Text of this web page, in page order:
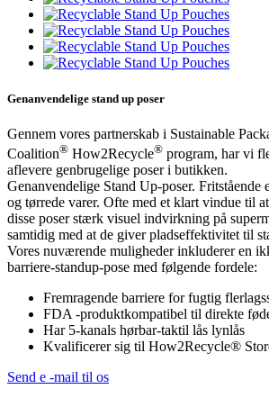
Genanvendelige stand up poser
Gennem vores partnerskab i Sustainable
Coalition® How2Recycle® program, har vi
aflevere genbrugelige poser i butikken.
Genanvendelige Stand Up-poser.
og tørrede varer. Ofte med et klart vindue til
disse poser stærk visuel indvirkning på
samtidig med at de giver pladseffektivitet til
Vores nuværende muligheder inkluderer en
barriere-standup-pose med følgende fordele:
Fremragende barriere for fugtig
FDA -produktkompatibel til direkte
Har 5-kanals hørbar-taktil lås lynlås
Kvalificerer sig til How2Recycle®
Send e -mail til os